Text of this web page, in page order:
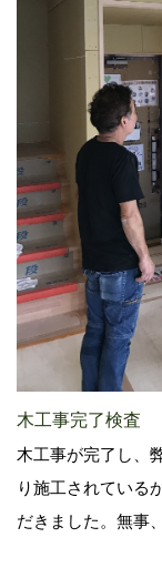
木工事完了検査
木工事が完了し、
り施工されている
だきました。無事